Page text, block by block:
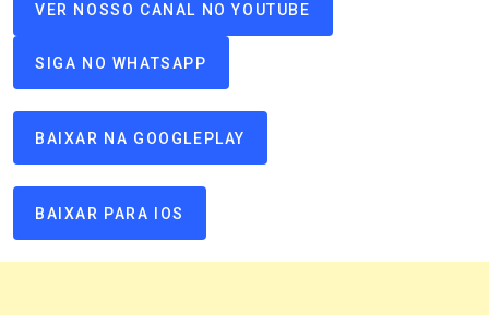
VER NOSSO CANAL NO YOUTUBE
SIGA NO WHATSAPP
BAIXAR NA GOOGLEPLAY
BAIXAR PARA IOS